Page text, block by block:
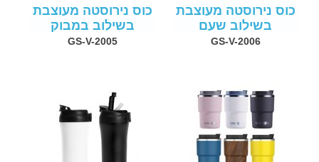
כוס נירוסטה מעוצבת
בשילוב שעם
GS-V-2006
כוס נירוסטה מעוצבת
בשילוב במבוק
GS-V-2005